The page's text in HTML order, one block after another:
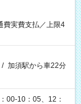
費実費支払／上限4
/ 加須駅から車22分
00-10：05、12：